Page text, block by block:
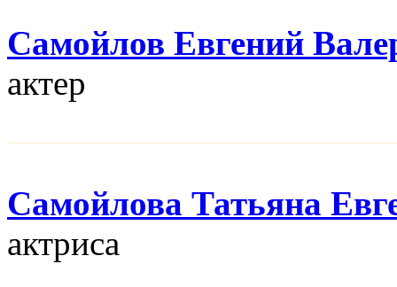
Самойлов Евгений
актер
Самойлова Татьяна
актриса